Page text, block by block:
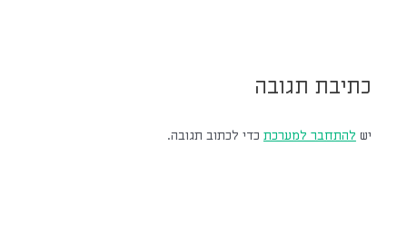
כתיבת תגובה
יש להתחבר למערכת כדי לכתוב תגובה.